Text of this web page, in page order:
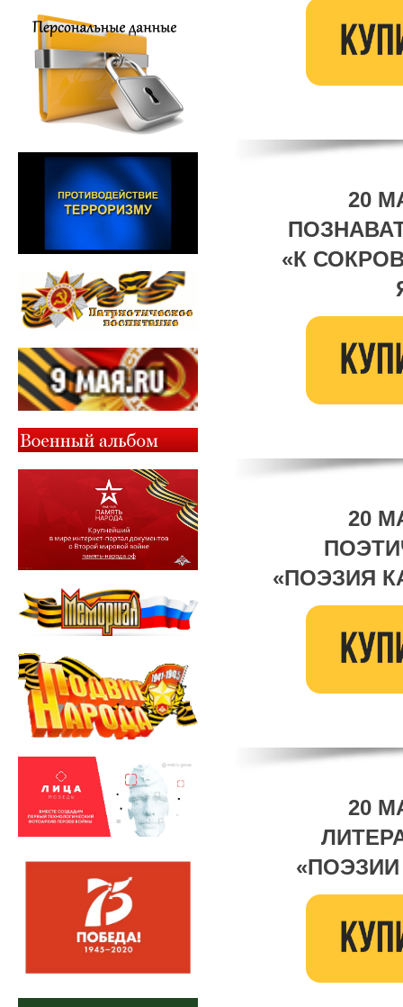
20
«К
20
«ПОЭЗИЯ
20